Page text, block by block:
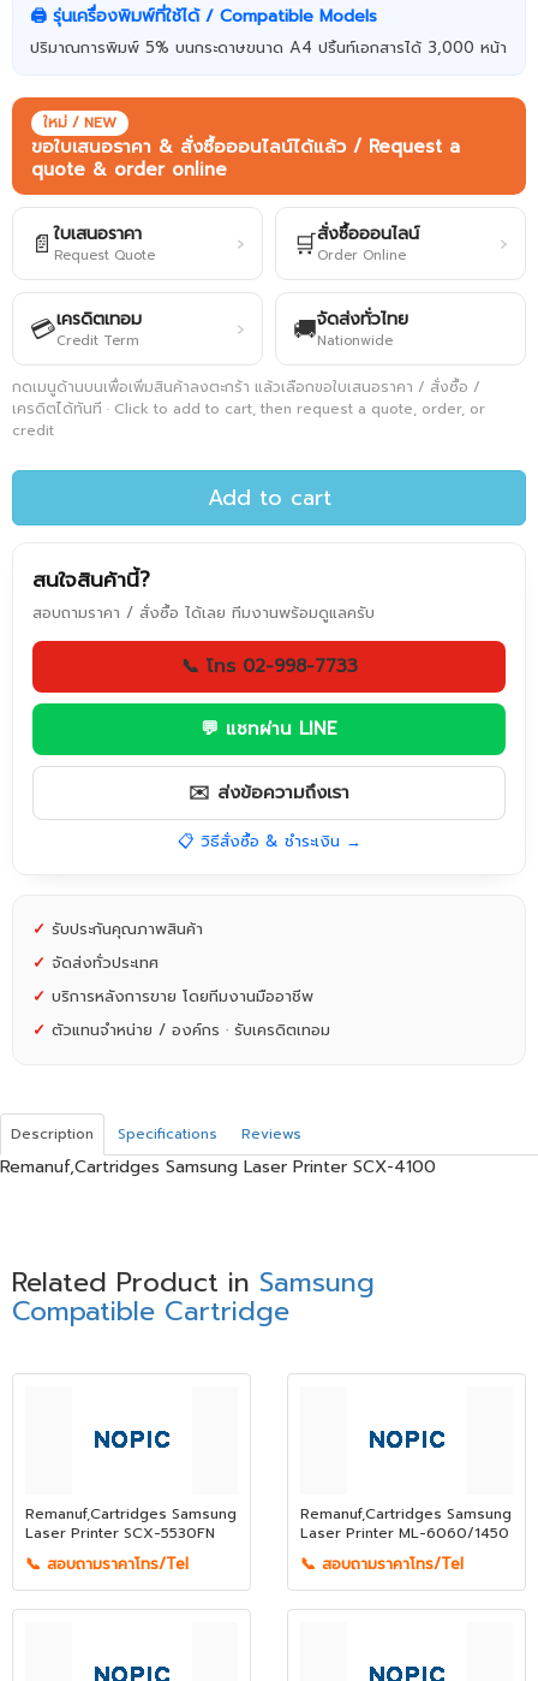
🖨️ รุ่นเครื่องพิมพ์ที่ใช้ได้ / Compatible Models
ปริมาณการพิมพ์ 5% บนกระดาษขนาด A4 ปริ้นท์เอกสารได้ 3,000 หน้า
ใหม่ / NEW
ขอใบเสนอราคา & สั่งซื้อออนไลน์ได้แล้ว / Request a
quote & order online
📄 ใบเสนอราคา
Request Quote › 🛒สั่งซื้อออนไลน์
Order Online ›
💳เครดิตเทอม
Credit Term › 🚚จัดส่งทั่วไทย
Nationwide
กดเมนูด้านบนเพื่อเพิ่มสินค้าลงตะกร้า แล้วเลือกขอใบเสนอราคา / สั่งซื้อ /
เครดิตได้ทันที · Click to add to cart, then request a quote, order, or
credit
Add to cart
สนใจสินค้านี้?
สอบถามราคา / สั่งซื้อ ได้เลย ทีมงานพร้อมดูแลครับ
📞 โทร 02-998-7733
💬 แชทผ่าน LINE
✉️ ส่งข้อความถึงเรา
📋 วิธีสั่งซื้อ & ชำระเงิน →
✓ รับประกันคุณภาพสินค้า
✓ จัดส่งทั่วประเทศ
✓ บริการหลังการขาย โดยทีมงานมืออาชีพ
✓ ตัวแทนจำหน่าย / องค์กร · รับเครดิตเทอม
Description Specifications Reviews
Remanuf,Cartridges Samsung Laser Printer SCX-4100
Related Product in Samsung
Compatible Cartridge
Remanuf,Cartridges Samsung
Laser Printer SCX-5530FN
📞 สอบถามราคาโทร/Tel
Remanuf,Cartridges Samsung
Laser Printer ML-6060/1450
📞 สอบถามราคาโทร/Tel